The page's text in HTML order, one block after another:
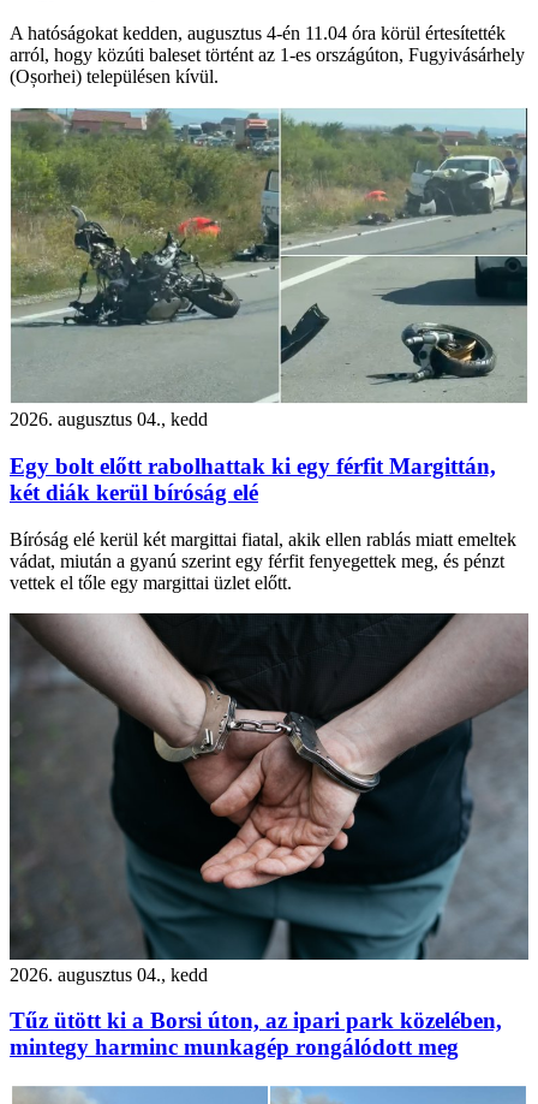
A hatóságokat kedden, augusztus 4-én 11.04 óra körül értesítették
arról, hogy közúti baleset történt az 1-es országúton, Fugyivásárhely
(Oșorhei) településen kívül.
2026. augusztus 04., kedd
Egy bolt előtt rabolhattak ki egy férfit Margittán,
két diák kerül bíróság elé
Bíróság elé kerül két margittai fiatal, akik ellen rablás miatt emeltek
vádat, miután a gyanú szerint egy férfit fenyegettek meg, és pénzt
vettek el tőle egy margittai üzlet előtt.
2026. augusztus 04., kedd
Tűz ütött ki a Borsi úton, az ipari park közelében,
mintegy harminc munkagép rongálódott meg